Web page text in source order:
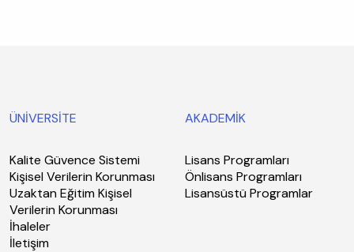
ÜNİVERSİTE
Kalite Güvence Sistemi
Kişisel Verilerin Korunması
Uzaktan Eğitim Kişisel
Verilerin Korunması
İhaleler
İletişim
AKADEMİK
Lisans Programları
Önlisans Programları
Lisansüstü Programlar